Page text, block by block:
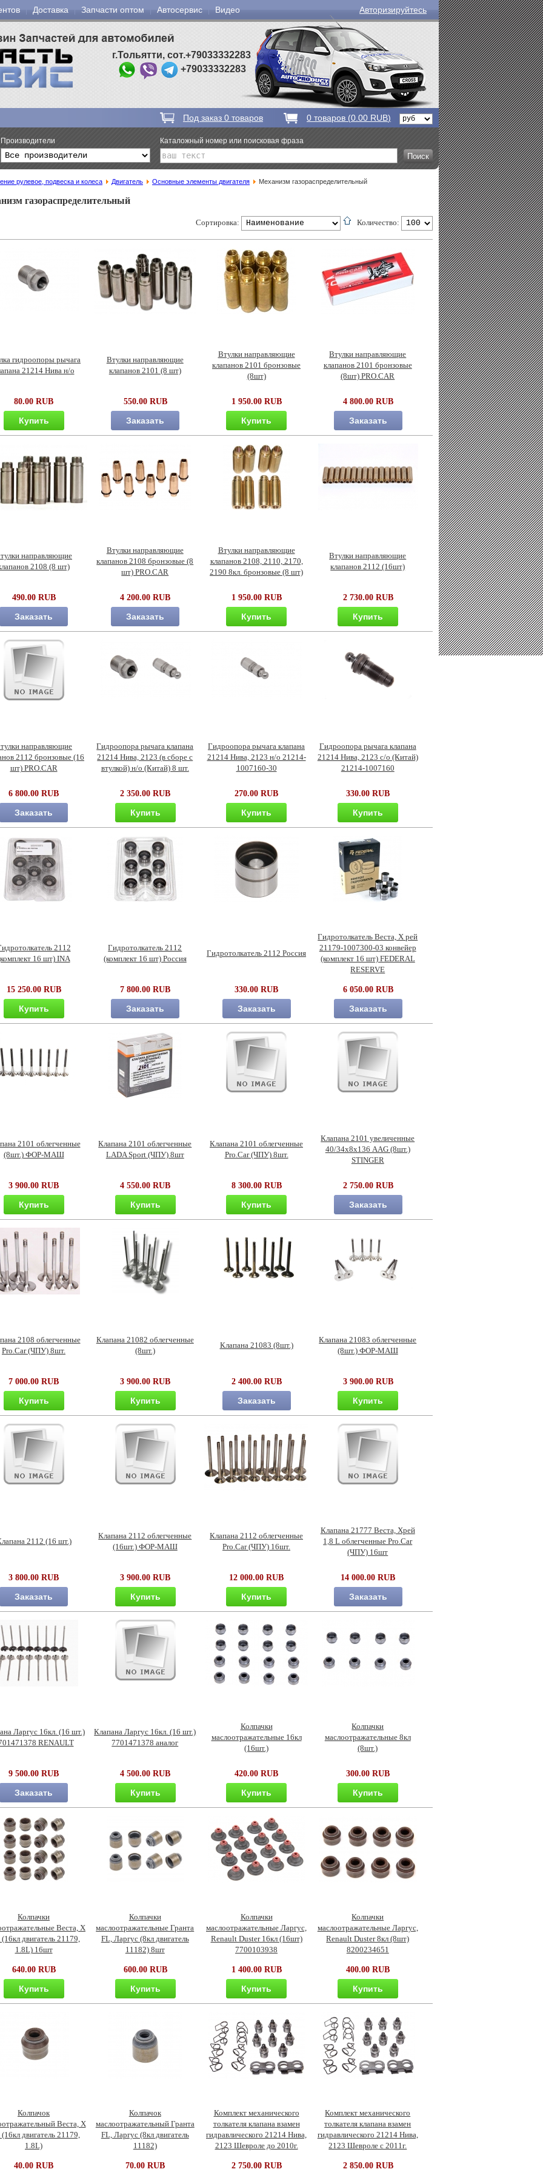
Доставка Запчасти оптом Автосервис Видео Авторизируйтесь
г.Тольятти, сот.+79033332283
+79033332283
Под заказ 0 товаров 0 товаров (0.00 RUB)
Производители Каталожный номер или поисковая фраза
рулевое, подвеска и колеса Двигатель Основные элементы двигателя Механизм газораспределительный
газораспределительный
Сортировка: Количество:
гидроопоры рычага
21214 Нива н/о
80.00 RUB
Купить
Втулки направляющие
клапанов 2101 (8 шт)
550.00 RUB
Заказать
Втулки направляющие
клапанов 2101 бронзовые
(8шт)
1 950.00 RUB
Купить
Втулки направляющие
клапанов 2101 бронзовые
(8шт) PRO.CAR
4 800.00 RUB
Заказать
направляющие
2108 (8 шт)
490.00 RUB
Заказать
Втулки направляющие
клапанов 2108 бронзовые (8
шт) PRO.CAR
4 200.00 RUB
Заказать
Втулки направляющие
клапанов 2108, 2110, 2170,
2190 8кл. бронзовые (8 шт)
1 950.00 RUB
Купить
Втулки направляющие
клапанов 2112 (16шт)
2 730.00 RUB
Купить
направляющие
2112 бронзовые (16
шт) PRO.CAR
6 800.00 RUB
Заказать
Гидроопора рычага клапана
21214 Нива, 2123 (в сборе с
втулкой) н/о (Китай) 8 шт.
2 350.00 RUB
Купить
Гидроопора рычага клапана
21214 Нива, 2123 н/о 21214-
1007160-30
270.00 RUB
Купить
Гидроопора рычага клапана
21214 Нива, 2123 с/о (Китай)
21214-1007160
330.00 RUB
Купить
2112
16 шт) INA
15 250.00 RUB
Купить
Гидротолкатель 2112
(комплект 16 шт) Россия
7 800.00 RUB
Заказать
Гидротолкатель 2112 Россия
330.00 RUB
Заказать
Гидротолкатель Веста, Х рей
21179-1007300-03 конвейер
(комплект 16 шт) FEDERAL
RESERVE
6 050.00 RUB
Заказать
2101 облегченные
(8шт.) ФОР-МАШ
3 900.00 RUB
Купить
Клапана 2101 облегченные
LADA Sport (ЧПУ) 8шт
4 550.00 RUB
Купить
Клапана 2101 облегченные
Pro.Car (ЧПУ) 8шт.
8 300.00 RUB
Купить
Клапана 2101 увеличенные
40/34х8х136 AAG (8шт.)
STINGER
2 750.00 RUB
Заказать
2108 облегченные
Pro.Car (ЧПУ) 8шт.
7 000.00 RUB
Купить
Клапана 21082 облегченные
(8шт.)
3 900.00 RUB
Купить
Клапана 21083 (8шт.)
2 400.00 RUB
Заказать
Клапана 21083 облегченные
(8шт.) ФОР-МАШ
3 900.00 RUB
Купить
2112 (16 шт.)
3 800.00 RUB
Заказать
Клапана 2112 облегченные
(16шт.) ФОР-МАШ
3 900.00 RUB
Купить
Клапана 2112 облегченные
Pro.Car (ЧПУ) 16шт.
12 000.00 RUB
Купить
Клапана 21777 Веста, Хрей
1,8 L облегченные Pro.Car
(ЧПУ) 16шт
14 000.00 RUB
Заказать
Ларгус 16кл. (16 шт.)
RENAULT
9 500.00 RUB
Заказать
Клапана Ларгус 16кл. (16 шт.)
7701471378 аналог
4 500.00 RUB
Купить
Колпачки
маслоотражательные 16кл
(16шт.)
420.00 RUB
Купить
Колпачки
маслоотражательные 8кл
(8шт.)
300.00 RUB
Купить
Колпачки
Веста, Х
двигатель 21179,
1.8L) 16шт
640.00 RUB
Купить
Колпачки
маслоотражательные Гранта
FL, Ларгус (8кл двигатель
11182) 8шт
600.00 RUB
Купить
Колпачки
маслоотражательные Ларгус,
Renault Duster 16кл (16шт)
7700103938
1 400.00 RUB
Купить
Колпачки
маслоотражательные Ларгус,
Renault Duster 8кл (8шт)
8200234651
400.00 RUB
Купить
Колпачок
Веста, Х
двигатель 21179,
1.8L)
40.00 RUB
Колпачок
маслоотражательный Гранта
FL, Ларгус (8кл двигатель
11182)
70.00 RUB
Комплект механического
толкателя клапана взамен
гидравлического 21214 Нива,
2123 Шевроле до 2010г.
2 750.00 RUB
Комплект механического
толкателя клапана взамен
гидравлического 21214 Нива,
2123 Шевроле с 2011г.
2 850.00 RUB